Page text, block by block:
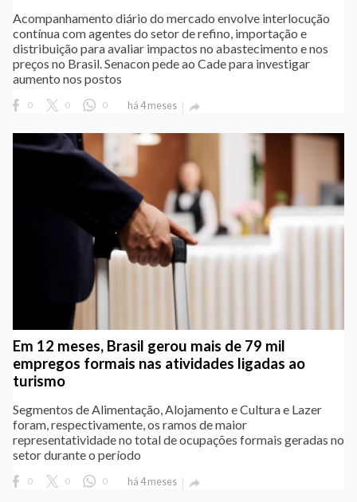
Acompanhamento diário do mercado envolve interlocução
contínua com agentes do setor de refino, importação e
distribuição para avaliar impactos no abastecimento e nos
preços no Brasil. Senacon pede ao Cade para investigar
aumento nos postos
0 0 0 há 4 meses 
Em 12 meses, Brasil gerou mais de 79 mil
empregos formais nas atividades ligadas ao
turismo
Segmentos de Alimentação, Alojamento e Cultura e Lazer
foram, respectivamente, os ramos de maior
representatividade no total de ocupações formais geradas no
setor durante o período
0 0 0 há 4 meses 